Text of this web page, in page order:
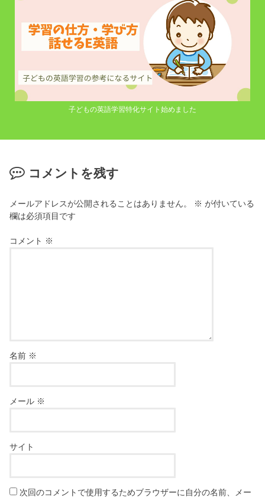
子どもの英語学習特化サイト始めました
コメントを残す
メールアドレスが公開されることはありません。 ※ が付いている
欄は必須項目です
コメント ※
名前 ※
メール ※
サイト
次回のコメントで使用するためブラウザーに自分の名前、メー